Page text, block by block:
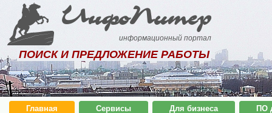
ИнфоПитер
информационный портал
ПОИСК И ПРЕДЛОЖЕНИЕ РАБОТЫ
Главная Сервисы Для бизнеса ПО